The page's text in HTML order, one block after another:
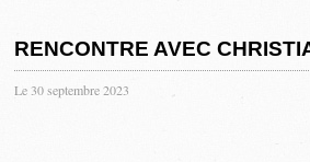
RENCONTRE AVEC
Le 30 septembre 2023